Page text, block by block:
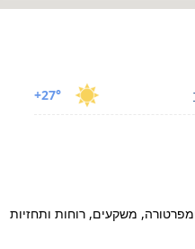
+27°
משקעים, רוחות ותחזיות